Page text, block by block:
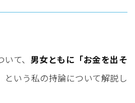
て、 男女ともに「お金を出そ
という私の持論について解説し